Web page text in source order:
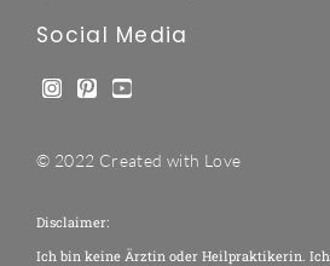
Social Media
© 2022 Created with Love
Disclaimer:
Ich bin keine Ärztin oder Heilpraktikerin. Ich